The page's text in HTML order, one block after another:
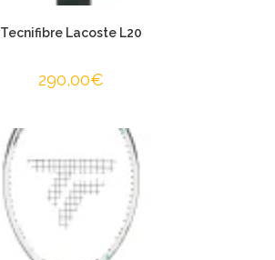
Tecnifibre Lacoste L20
290,00€